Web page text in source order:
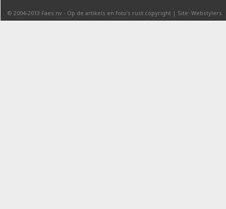
© 2004-2013 Faes nv - Op de artikels en foto’s rust copyright | Site: Webstylers